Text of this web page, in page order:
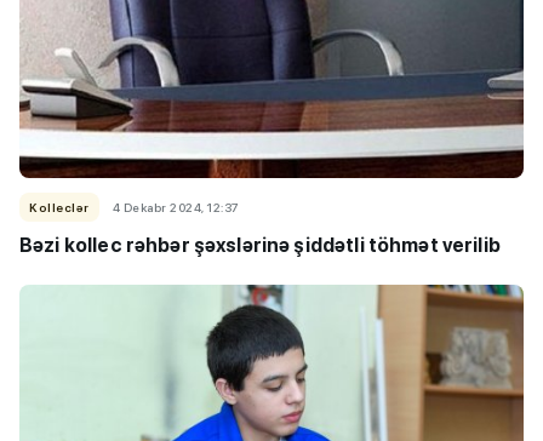
Kolleclər 4 Dekabr 2024, 12:37
Bəzi kollec rəhbər şəxslərinə şiddətli töhmət verilib